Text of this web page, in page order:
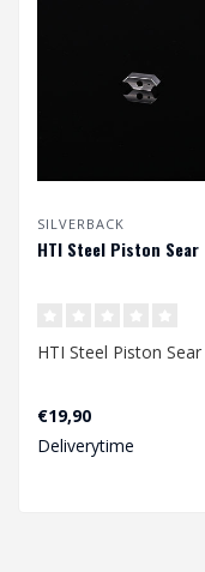
SILVERBACK
HTI Steel Piston Sear
HTI Steel Piston Sear
€19,90
Deliverytime